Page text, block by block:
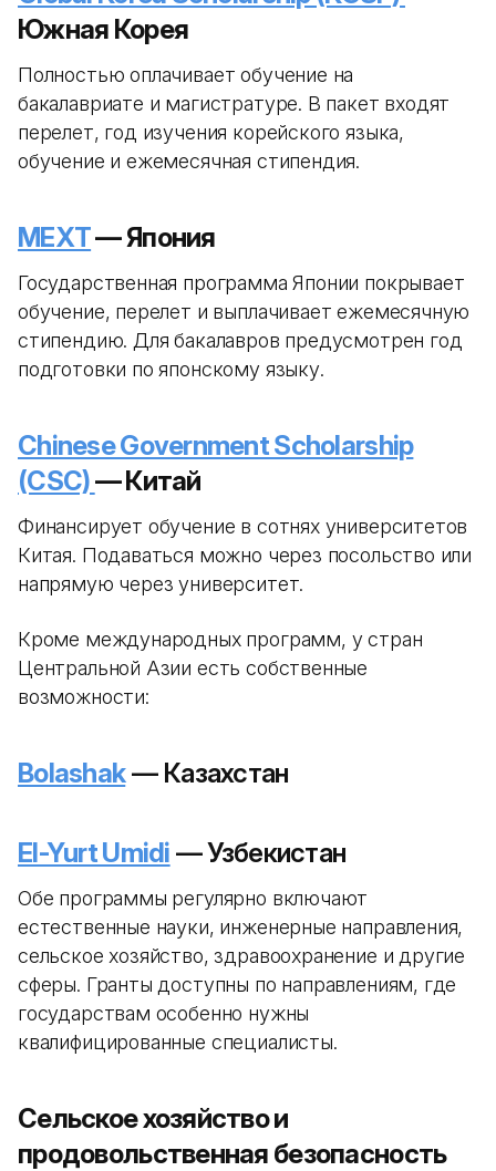
Южная Корея
Полностью оплачивает обучение на
бакалавриате и магистратуре. В пакет входят
перелет, год изучения корейского языка,
обучение и ежемесячная стипендия.
MEXT— Япония
Государственная программа Японии покрывает
обучение, перелет и выплачивает ежемесячную
стипендию. Для бакалавров предусмотрен год
подготовки по японскому языку.
Chinese Government Scholarship
(CSC)— Китай
Финансирует обучение в сотнях университетов
Китая. Подаваться можно через посольство или
напрямую через университет.
Кроме международных программ, у стран
Центральной Азии есть собственные
возможности:
Bolashak— Казахстан
El-Yurt Umidi — Узбекистан
Обе программы регулярно включают
естественные науки, инженерные направления,
сельское хозяйство, здравоохранение и другие
сферы. Гранты доступны по направлениям, где
государствам особенно нужны
квалифицированные специалисты.
Сельское хозяйство и
продовольственная безопасность